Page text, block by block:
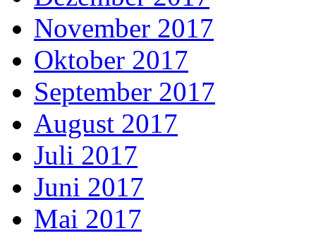
November 2017
Oktober 2017
September 2017
August 2017
Juli 2017
Juni 2017
Mai 2017